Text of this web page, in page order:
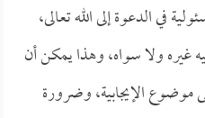
في الدعوة إلى الله تعالى،
غيره ولا سواه، وهذا يمكن أن
موضوع الإيجابية، وضرورة